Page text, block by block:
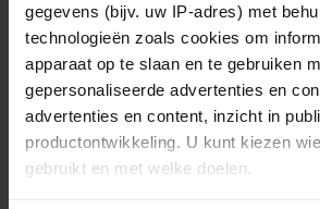
gegevens (bijv. uw IP-adres) met
technologieën zoals cookies om
apparaat op te slaan en te gebruiken
gepersonaliseerde advertenties en
advertenties en content, inzicht in
productontwikkeling. U kunt kiezen
gebruikt en met welke doelen.
De nieuwe Mijn Geheim ligt nu
Abonneren
Digitaal lezen
Los kopen